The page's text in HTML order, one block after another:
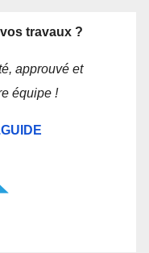
travaux ?
approuvé et
équipe !